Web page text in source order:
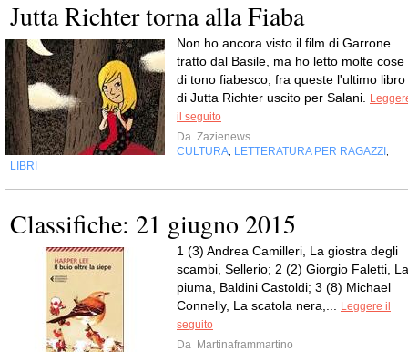
Jutta Richter torna alla Fiaba
Non ho ancora visto il film di Garrone
tratto dal Basile, ma ho letto molte cose
di tono fiabesco, fra queste l'ultimo libro
di Jutta Richter uscito per Salani.
il seguito
Da Zazienews
CULTURA LETTERATURA PER RAGAZZI
LIBRI
Classifiche: 21 giugno 2015
1 (3) Andrea Camilleri, La giostra degli
scambi, Sellerio; 2 (2) Giorgio Faletti, La
piuma, Baldini Castoldi; 3 (8) Michael
Connelly, La scatola nera,...
Leggere il
seguito
Da Martinaframmartino